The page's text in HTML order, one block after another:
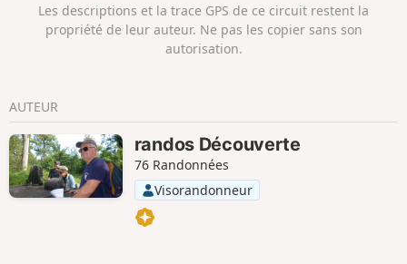
paysage à couper le souffle.
Les descriptions et la trace GPS de ce circuit restent la
propriété de leur auteur. Ne pas les copier sans son
autorisation.
AUTEUR
randos Découverte
76 Randonnées
Visorandonneur